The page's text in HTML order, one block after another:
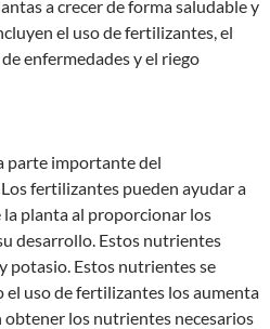
a crecer de forma saludable y
el uso de fertilizantes, el
enfermedades y el riego
parte importante del
fertilizantes pueden ayudar a
planta al proporcionar los
desarrollo. Estos nutrientes
potasio. Estos nutrientes se
uso de fertilizantes los aumenta
obtener los nutrientes necesarios